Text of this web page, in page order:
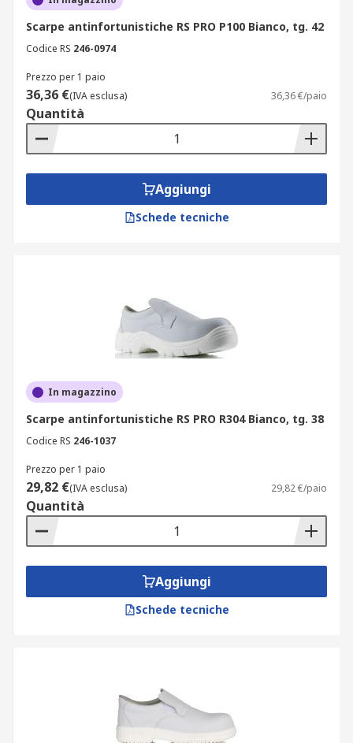
Scarpe antinfortunistiche RS PRO P100 Bianco, tg. 42
Codice RS 246-0974
Prezzo per 1 paio
36,36 €(IVA esclusa) 36,36 €/paio
Quantità
Aggiungi
Schede tecniche
In magazzino
Scarpe antinfortunistiche RS PRO R304 Bianco, tg. 38
Codice RS 246-1037
Prezzo per 1 paio
29,82 €(IVA esclusa) 29,82 €/paio
Quantità
Aggiungi
Schede tecniche